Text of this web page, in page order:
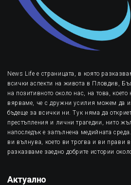
News Life е страницата, в която
всички аспекти на живота в Пловдив,
на позитивното около нас, на това,
вярваме, че с дружни усилия можем да
бъдеще за всички ни. Тук няма да
престъпления и лични трагедии, нито
напоследък е запълнена медийната
ви вълнува, което ви трогва и ви прави
разказваме заедно добрите истории
Актуално